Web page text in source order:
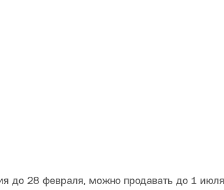
до 28 февраля, можно продавать до 1 июля